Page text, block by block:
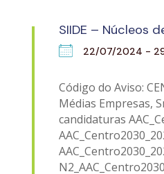
SIIDE – Núcleos
22/07/2024 -
Código do Aviso:
Médias Empresas,
candidaturas